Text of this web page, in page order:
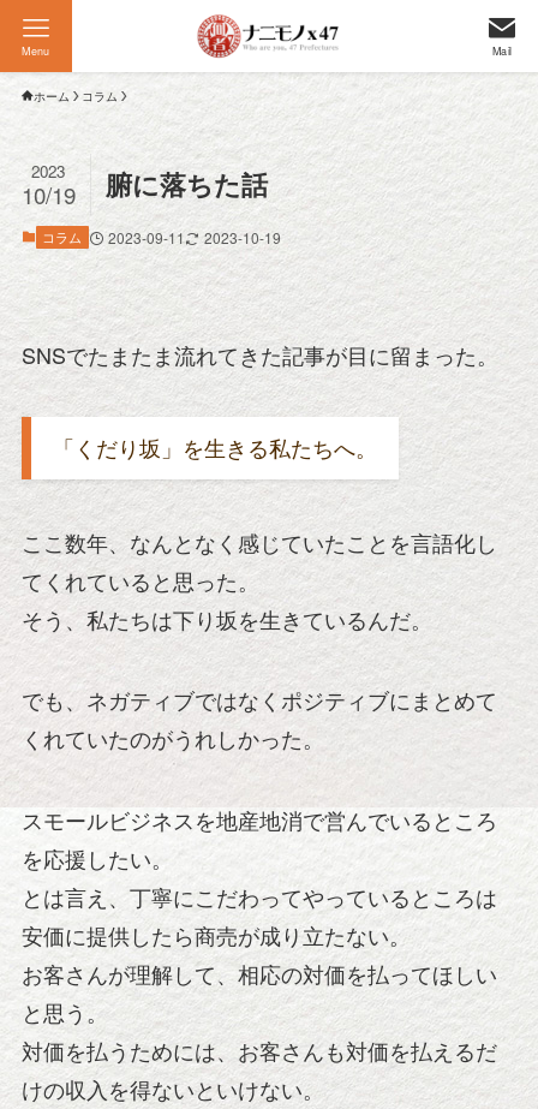
Mail
Menu
ホーム コラム
腑に落ちた話
2023
10/19
コラム 2023-09-11 2023-10-19
SNSでたまたま流れてきた記事が目に留まった。
「くだり坂」を生きる私たちへ。
ここ数年、なんとなく感じていたことを言語化し
てくれていると思った。
そう、私たちは下り坂を生きているんだ。
でも、ネガティブではなくポジティブにまとめて
くれていたのがうれしかった。
スモールビジネスを地産地消で営んでいるところ
を応援したい。
とは言え、丁寧にこだわってやっているところは
安価に提供したら商売が成り立たない。
お客さんが理解して、相応の対価を払ってほしい
と思う。
対価を払うためには、お客さんも対価を払えるだ
けの収入を得ないといけない。